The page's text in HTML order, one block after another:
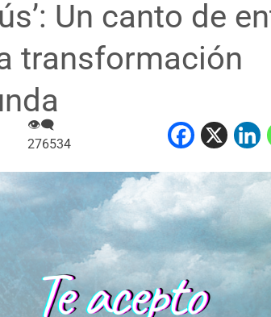
Un canto de
transformación
👁‍🗨
276534